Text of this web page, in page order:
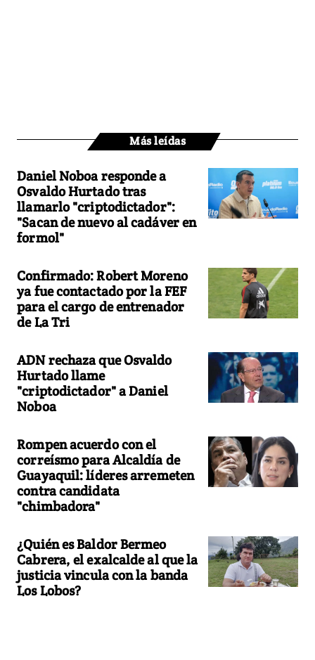
Más leídas
Daniel Noboa responde a
Osvaldo Hurtado tras
llamarlo "criptodictador":
"Sacan de nuevo al cadáver en
formol"
Confirmado: Robert Moreno
ya fue contactado por la FEF
para el cargo de entrenador
de La Tri
ADN rechaza que Osvaldo
Hurtado llame
"criptodictador" a Daniel
Noboa
Rompen acuerdo con el
correísmo para Alcaldía de
Guayaquil: líderes arremeten
contra candidata
"chimbadora"
¿Quién es Baldor Bermeo
Cabrera, el exalcalde al que la
justicia vincula con la banda
Los Lobos?